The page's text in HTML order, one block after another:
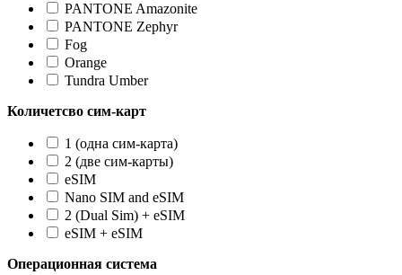
PANTONE Amazonite
PANTONE Zephyr
Fog
Orange
Tundra Umber
Количетсво сим-карт
1 (одна сим-карта)
2 (две сим-карты)
eSIM
Nano SIM and eSIM
2 (Dual Sim) + eSIM
eSIM + eSIM
Операционная система